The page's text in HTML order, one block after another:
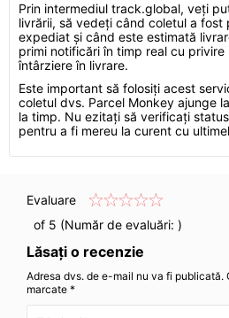
Prin intermediul track.global, veți
livrării, să vedeți când coletul a fost
expediat și când este estimată
primi notificări în timp real cu privire
întârziere în livrare.
Este important să folosiți acest
coletul dvs. Parcel Monkey ajunge
la timp. Nu ezitați să verificați
pentru a fi mereu la curent cu
Evaluare
of 5 (Număr de evaluări: )
Lăsați o recenzie
Adresa dvs. de e-mail nu va fi publicată.
marcate *